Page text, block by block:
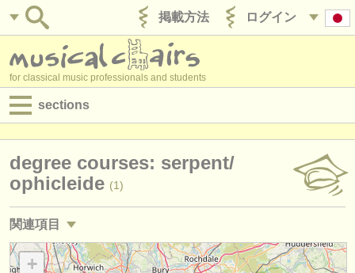
ログイン
掲載方法
for classical music professionals and students
sections
求人情報 (演奏関係の職)
求人情報 (管理者関連の職)
degree courses
degree courses: serpent/
ophicleide (1)
関連項目
求人情報 (演奏関係の職): チューバ (4)
+